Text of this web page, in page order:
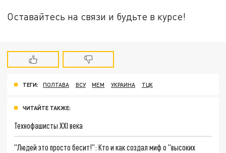
Оставайтесь на связи и будьте в курсе!
ТЕГИ: ПОЛТАВА ВСУ МЕМ УКРАИНА ТЦК
ЧИТАЙТЕ ТАКЖЕ:
Технофашисты XXI века
"Людей это просто бесит!": Кто и как создал миф о "высоких